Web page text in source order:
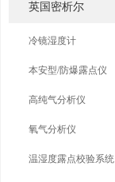
英国密析尔
冷镜湿度计
本安型/防爆露点仪
高纯气分析仪
氧气分析仪
温湿度露点校验系统